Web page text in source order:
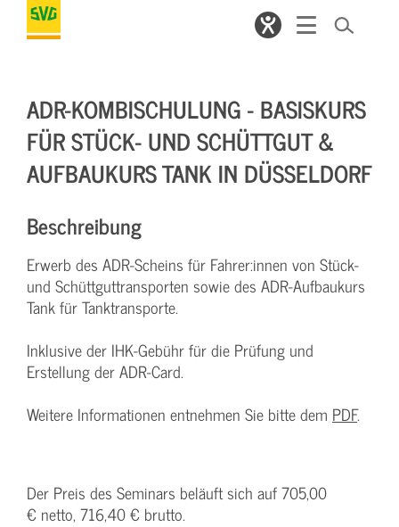
ADR-KOMBISCHULUNG - BASISKURS
FÜR STÜCK- UND SCHÜTTGUT &
AUFBAUKURS TANK IN DÜSSELDORF
Beschreibung
Erwerb des ADR-Scheins für Fahrer:innen von Stück-
und Schüttguttransporten sowie des ADR-Aufbaukurs
Tank für Tanktransporte.
Inklusive der IHK-Gebühr für die Prüfung und
Erstellung der ADR-Card.
Weitere Informationen entnehmen Sie bitte dem PDF.
Der Preis des Seminars beläuft sich auf 705,00
€ netto, 716,40 € brutto.